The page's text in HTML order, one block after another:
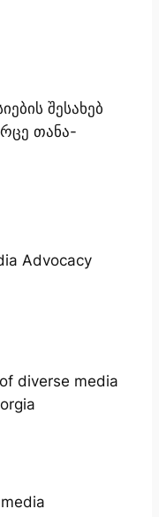
შესახებ
თანა-
Advocacy
diverse media